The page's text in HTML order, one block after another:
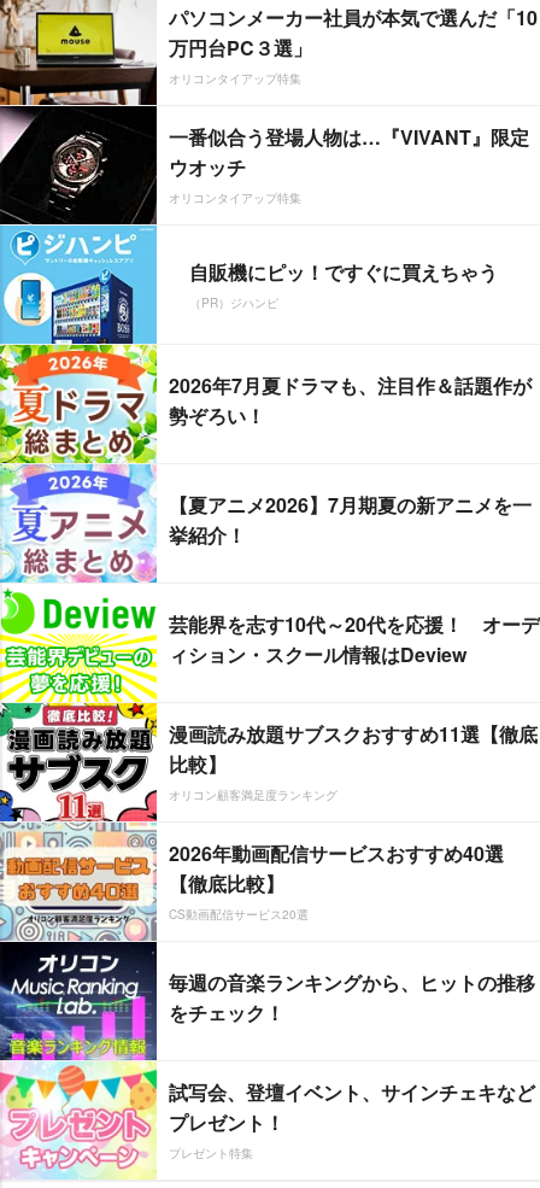
パソコンメーカー社員が本気で選んだ「10
万円台PC３選」
オリコンタイアップ特集
一番似合う登場人物は…『VIVANT』限定
ウオッチ
オリコンタイアップ特集
自販機にピッ！ですぐに買えちゃう
（PR）ジハンピ
2026年7月夏ドラマも、注目作＆話題作が
勢ぞろい！
【夏アニメ2026】7月期夏の新アニメを一
挙紹介！
芸能界を志す10代～20代を応援！ オーデ
ィション・スクール情報はDeview
漫画読み放題サブスクおすすめ11選【徹底
比較】
オリコン顧客満足度ランキング
2026年動画配信サービスおすすめ40選
【徹底比較】
CS動画配信サービス20選
毎週の音楽ランキングから、ヒットの推移
をチェック！
試写会、登壇イベント、サインチェキなど
プレゼント！
プレゼント特集